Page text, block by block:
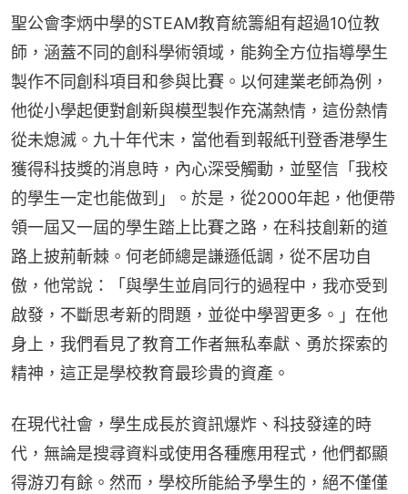
聖公會李炳中學的STEAM教育統籌組有超過10位教
師，涵蓋不同的創科學術領域，能夠全方位指導學生
製作不同創科項目和參與比賽。以何建業老師為例，
他從小學起便對創新與模型製作充滿熱情，這份熱情
從未熄滅。九十年代末，當他看到報紙刊登香港學生
獲得科技獎的消息時，內心深受觸動，並堅信「我校
的學生一定也能做到」。於是，從2000年起，他便帶
領一屆又一屆的學生踏上比賽之路，在科技創新的道
路上披荊斬棘。何老師總是謙遜低調，從不居功自
傲，他常說：「與學生並肩同行的過程中，我亦受到
啟發，不斷思考新的問題，並從中學習更多。」在他
身上，我們看見了教育工作者無私奉獻、勇於探索的
精神，這正是學校教育最珍貴的資產。
在現代社會，學生成長於資訊爆炸、科技發達的時
代，無論是搜尋資料或使用各種應用程式，他們都顯
得游刃有餘。然而，學校所能給予學生的，絕不僅僅